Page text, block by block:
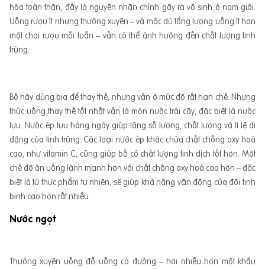
hóa toàn thân, đây là nguyên nhân chính gây ra vô sinh ở nam giới.
Uống rượu ít nhưng thường xuyên – và mặc dù tổng lượng uống ít hơn
một chai rượu mỗi tuần – vẫn có thể ảnh hưởng đến chất lượng tinh
trùng.
Bố hãy dùng bia để thay thế, nhưng vẫn ở mức độ rất hạn chế. Nhưng
thức uống thay thế tốt nhất vẫn là món nước trái cây, đặc biệt là nước
lựu. Nước ép lựu hàng ngày giúp tăng số lượng, chất lượng và tỉ lệ di
động của tinh trùng. Các loại nước ép khác chứa chất chống oxy hoá
cao, như vitamin C, cũng giúp bố có chất lượng tinh dịch tốt hơn. Một
chế độ ăn uống lành mạnh hơn với chất chống oxy hoá cao hơn – đặc
biệt là từ thực phẩm tự nhiên, sẽ giúp khả năng vận động của đội tinh
binh cao hơn rất nhiều.
Nước ngọt
Thường xuyên uống đồ uống có đường – hơi nhiều hơn một khẩu